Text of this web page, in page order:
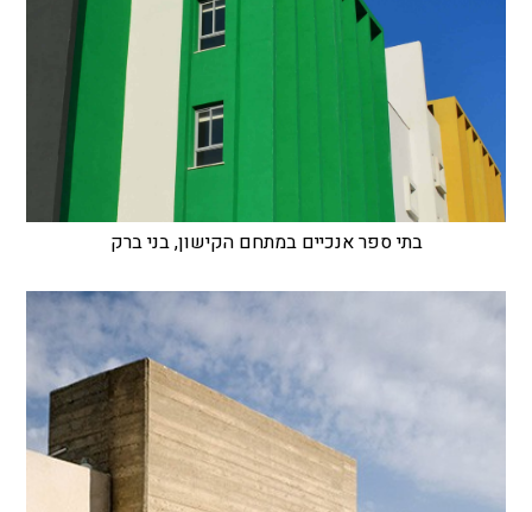
בתי ספר אנכיים במתחם הקישון, בני ברק